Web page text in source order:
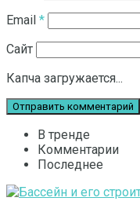
Email *
Сайт
Капча загружается...
В тренде
Комментарии
Последнее